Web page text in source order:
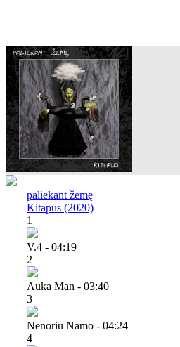
paliekant žemę
Kitapus (2020)
1
V.4 - 04:19
2
Auka Man - 03:40
3
Nenoriu Namo - 04:24
4